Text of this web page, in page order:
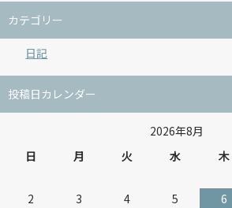
カテゴリー
日記
投稿日カレンダー
2026年8月
日
月 火 水 木
2
3 4 5 6